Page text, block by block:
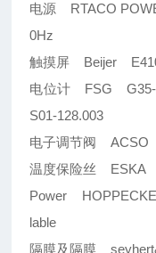
电源 RTACO
0Hz
触摸屏 Beijer
电位计 FSG G35-
S01-128.003
电子调节阀 ACSO
温度保险丝 ESKA
Power
lable
隔膜及隔膜